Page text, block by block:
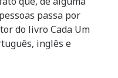
passa por
do livro Cada Um
inglês e